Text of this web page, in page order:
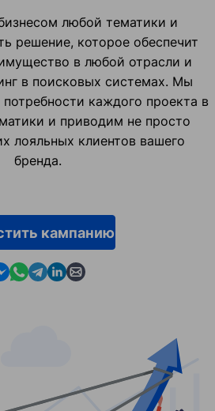
любой тематики и
решение, которое обеспечит
в любой отрасли и
в поисковых системах. Мы
каждого проекта в
и приводим не просто
лояльных клиентов вашего
бренда.
кампанию
us in Messenger
Contact us in WhatsApp
Contact us in Telegram
Contact us in Linkedin
Contact us by email